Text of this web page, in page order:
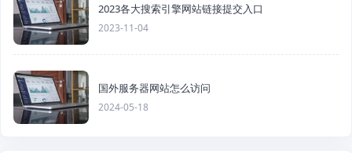
2023各大搜索引擎网站链接提交入口
2023-11-04
国外服务器网站怎么访问
2024-05-18